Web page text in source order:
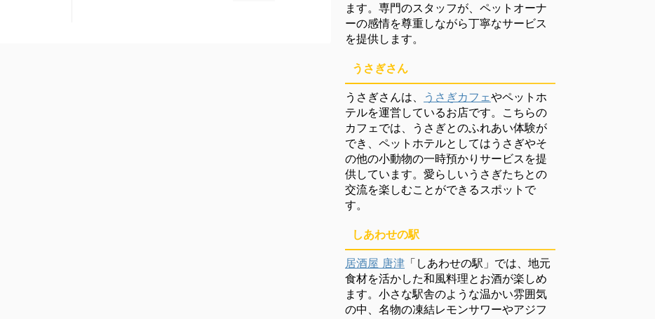
ます。専門のスタッフが、ペットオーナ
ーの感情を尊重しながら丁寧なサービス
を提供します。
うさぎさん
うさぎさんは、 うさぎカフェやペットホ
テルを運営しているお店です。こちらの
カフェでは、うさぎとのふれあい体験が
でき、ペットホテルとしてはうさぎやそ
の他の小動物の一時預かりサービスを提
供しています。愛らしいうさぎたちとの
交流を楽しむことができるスポットで
す。
しあわせの駅
居酒屋 唐津 「しあわせの駅」では、地元
食材を活かした和風料理とお酒が楽しめ
ます。小さな駅舎のような温かい雰囲気
の中、名物の凍結レモンサワーやアジフ